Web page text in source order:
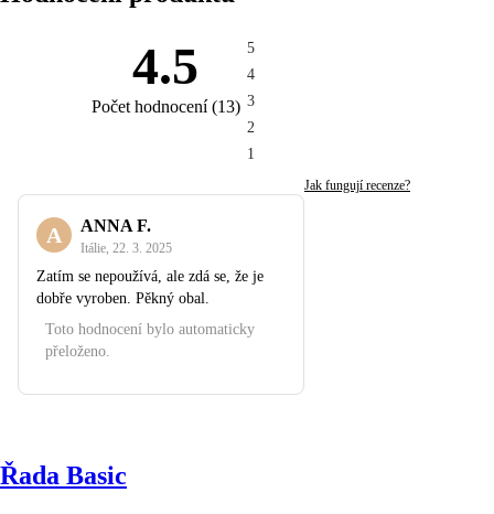
4.5
Počet hodnocení(13)
5
4
3
2
1
Jak fungují recenze?
A ANNA F.
Itálie 22. 3. 2025
Zatím se nepoužívá, ale zdá se, že je
dobře vyroben. Pěkný obal.
Toto hodnocení bylo automaticky
přeloženo.
Řada Basic